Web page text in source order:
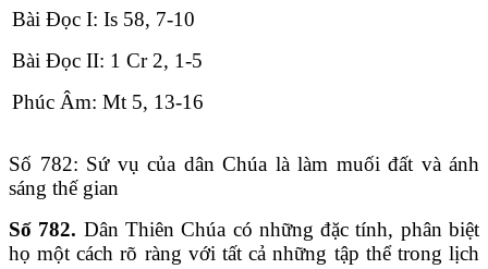
Bài Ðọc I: Is 58, 7-10
Bài Ðọc II: 1 Cr 2, 1-5
Phúc Âm: Mt 5, 13-16
Số 782: Sứ vụ của dân Chúa là làm muối đất và ánh
sáng thế gian
Số 782. Dân Thiên Chúa có những đặc tính, phân biệt
họ một cách rõ ràng với tất cả những tập thể trong lịch